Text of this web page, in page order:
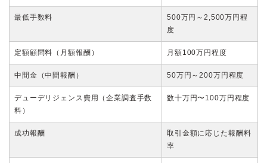
最低手数料
500万円～2,500万円程
度
定額顧問料（月額報酬） 月額100万円程度
中間金（中間報酬） 50万円～200万円程度
デューデリジェンス費用（企業調査手数
料）
数十万円〜100万円程度
成功報酬
取引金額に応じた報酬料
率